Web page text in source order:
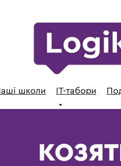
школи ІТ-табори